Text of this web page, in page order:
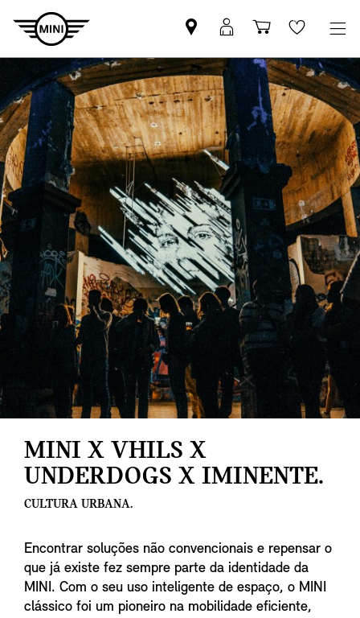
Pesquisar
parceiro
MINI
Iniciar
sessão
MyMini
Carrinho
de
compras
Wishlist
MINI X VHILS X
UNDERDOGS X IMINENTE.
CULTURA URBANA.
Encontrar soluções não convencionais e repensar o
que já existe fez sempre parte da identidade da
MINI. Com o seu uso inteligente de espaço, o MINI
clássico foi um pioneiro na mobilidade eficiente,